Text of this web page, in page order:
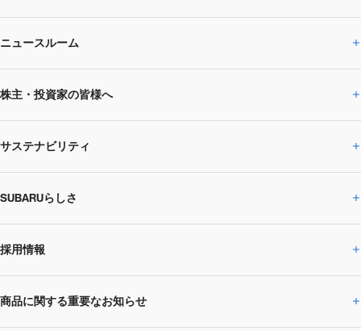
企業情報トップ
SUBARUのありたい姿
SUBARU 2025方針
事業所・関係会社
ニュースルーム
ニュースルームトップ
ニュースリリース
閉じる
株主・投資家の皆様へ
株主・投資家の皆様へトップ
企業・経営
IRライブラリー
株主・投資家サポート
サステナビリティ
サステナビリティトップ
CEOサステナビリティ
環境
SUBARUらしさ
SUBARUらしさトップ
SUBARUびと
採用情報
採用情報トップ
商品に関する重要なお知らせ